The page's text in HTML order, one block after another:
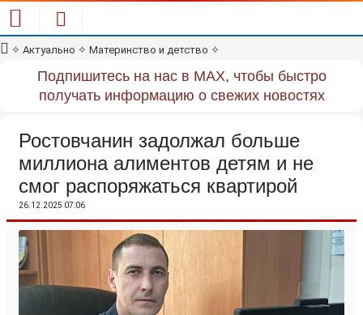
✧ Актуально ✧ Материнство и детство ✧
Подпишитесь на нас в MAX, чтобы быстро
получать информацию о свежих новостях
Ростовчанин задолжал больше
миллиона алиментов детям и не
смог распоряжаться квартирой
26.12.2025 07:06